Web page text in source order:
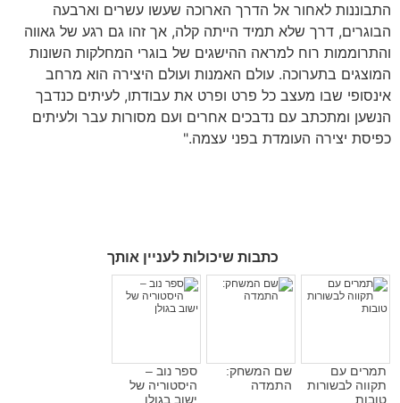
לאחור אל הדרך הארוכה שעשו עשרים וארבעה
דרך שלא תמיד הייתה קלה, אך זהו גם רגע של גאווה
רוח למראה ההישגים של בוגרי המחלקות השונות
בתערוכה. עולם האמנות ועולם היצירה הוא מרחב
שבו מעצב כל פרט ופרט את עבודתו, לעיתים כנדבך
ומתכתב עם נדבכים אחרים ועם מסורות עבר ולעיתים
יצירה העומדת בפני עצמה."
כתבות שיכולות לעניין אותך
עם
לבשורות
שם המשחק:
התמדה
ספר נוב –
היסטוריה של
ישוב בגולן